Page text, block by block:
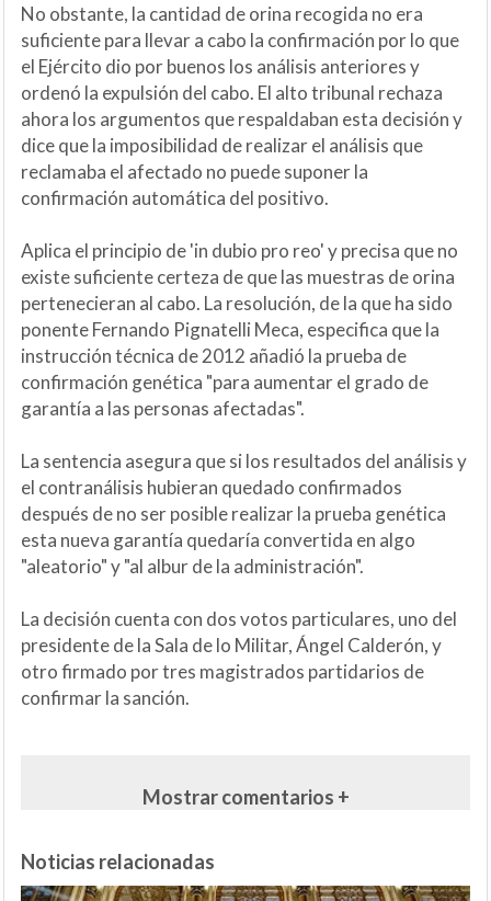
No obstante, la cantidad de orina recogida no era
suficiente para llevar a cabo la confirmación por lo que
el Ejército dio por buenos los análisis anteriores y
ordenó la expulsión del cabo. El alto tribunal rechaza
ahora los argumentos que respaldaban esta decisión y
dice que la imposibilidad de realizar el análisis que
reclamaba el afectado no puede suponer la
confirmación automática del positivo.
Aplica el principio de 'in dubio pro reo' y precisa que no
existe suficiente certeza de que las muestras de orina
pertenecieran al cabo. La resolución, de la que ha sido
ponente Fernando Pignatelli Meca, especifica que la
instrucción técnica de 2012 añadió la prueba de
confirmación genética "para aumentar el grado de
garantía a las personas afectadas".
La sentencia asegura que si los resultados del análisis y
el contranálisis hubieran quedado confirmados
después de no ser posible realizar la prueba genética
esta nueva garantía quedaría convertida en algo
"aleatorio" y "al albur de la administración".
La decisión cuenta con dos votos particulares, uno del
presidente de la Sala de lo Militar, Ángel Calderón, y
otro firmado por tres magistrados partidarios de
confirmar la sanción.
Mostrar comentarios +
Noticias relacionadas